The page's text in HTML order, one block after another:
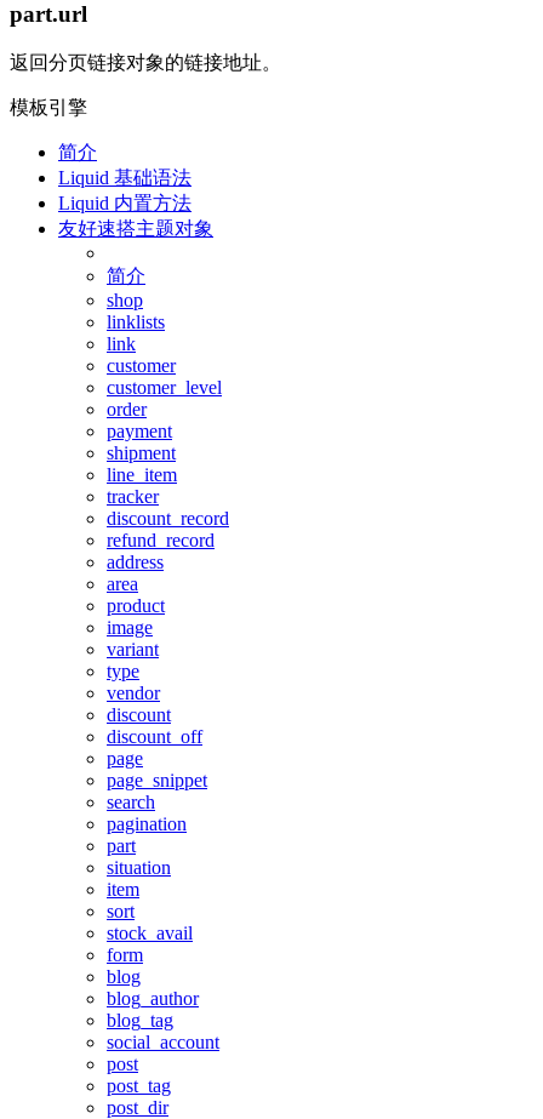
part.url
返回分页链接对象的链接地址。
模板引擎
简介
Liquid 基础语法
Liquid 内置方法
友好速搭主题对象
简介
shop
linklists
link
customer
customer_level
order
payment
shipment
line_item
tracker
discount_record
refund_record
address
area
product
image
variant
type
vendor
discount
discount_off
page
page_snippet
search
pagination
part
situation
item
sort
stock_avail
form
blog
blog_author
blog_tag
social_account
post
post_tag
post_dir